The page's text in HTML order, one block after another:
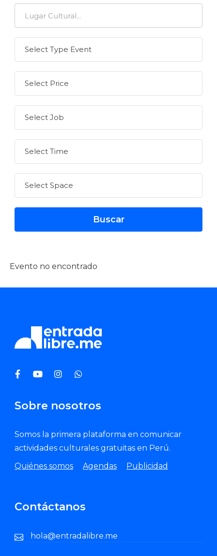
Evento no encontrado
Sobre nosotros
Somos la primera plataforma en comunicar
actividades culturales gratuitas en Perú.
Quiénes somos
Agendas Publicidad
Contáctanos
hola@entradalibre.me